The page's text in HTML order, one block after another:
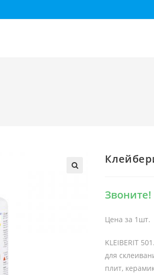
Звоните!
Цена за 1шт.
KLEIBERIT
для
плит,